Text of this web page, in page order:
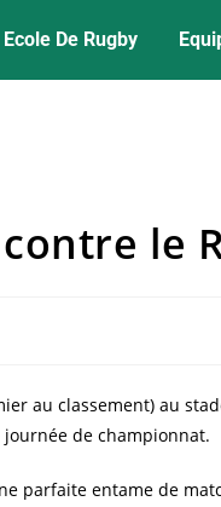
Ecole De Rugby
le
au classement) au
de championnat.
parfaite entame de